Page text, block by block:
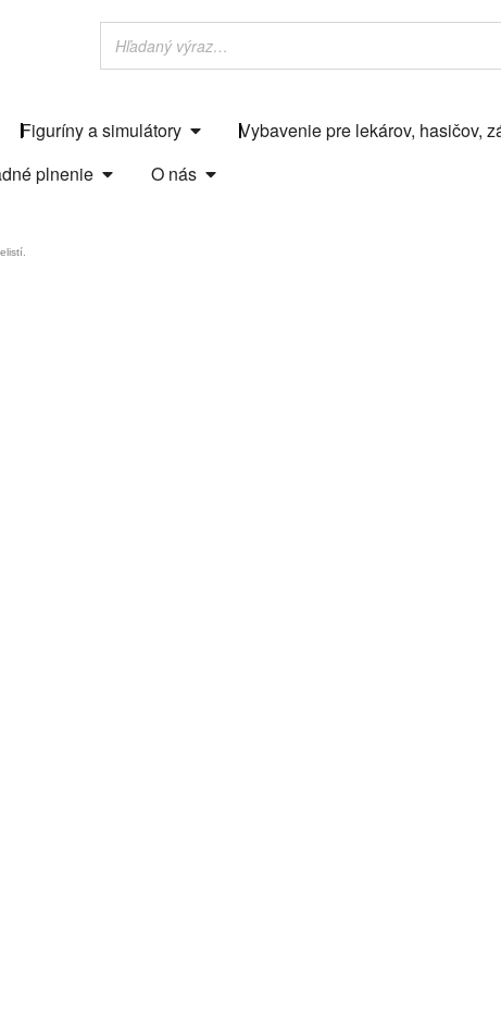
Figuríny a simulátory Vybavenie pre lekárov, hasičov,
plnenie O nás